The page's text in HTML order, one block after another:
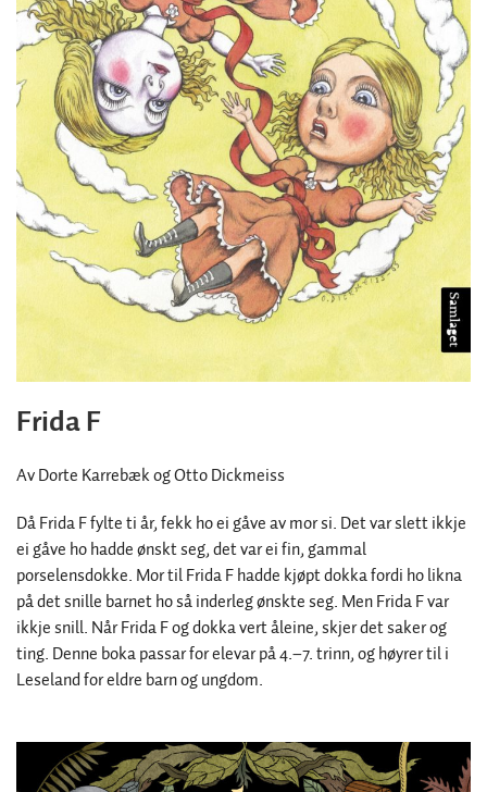
Frida F
Av Dorte Karrebæk og Otto Dickmeiss
Då Frida F fylte ti år, fekk ho ei gåve av mor si. Det var slett ikkje
ei gåve ho hadde ønskt seg, det var ei fin, gammal
porselensdokke. Mor til Frida F hadde kjøpt dokka fordi ho likna
på det snille barnet ho så inderleg ønskte seg. Men Frida F var
ikkje snill. Når Frida F og dokka vert åleine, skjer det saker og
ting. Denne boka passar for elevar på 4.–7. trinn, og høyrer til i
Leseland for eldre barn og ungdom.